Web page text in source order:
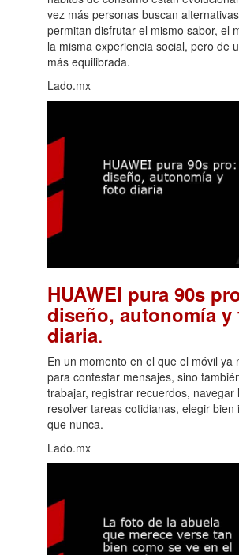
vez más personas buscan
permitan disfrutar el mismo sabor, el
la misma experiencia social, pero de
más equilibrada.
Lado.mx
HUAWEI pura 90s
diseño, autonomía y
diaria.
En un momento en el que el móvil ya
para contestar mensajes, sino
trabajar, registrar recuerdos, navegar
resolver tareas cotidianas, elegir bien
que nunca.
Lado.mx